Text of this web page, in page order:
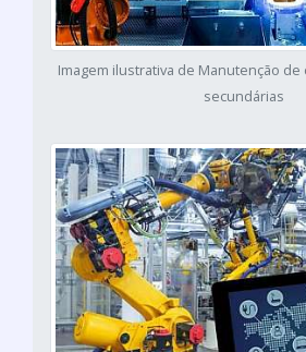
Imagem ilustrativa de Manutenção
secundárias